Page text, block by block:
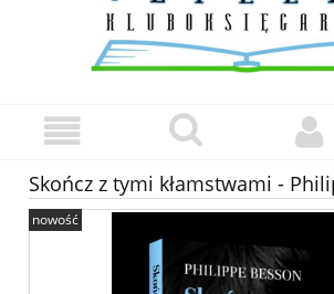
Skończ z tymi kłamstwami -
nowość